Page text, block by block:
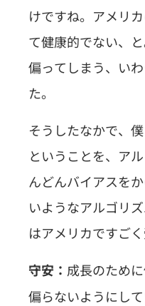
けですね。アメリ
て健康的でない、
偏ってしまう、い
た。
そうしたなかで、
ということを、ア
んどんバイアスを
いようなアルゴリ
はアメリカですご
守安： 成長のため
偏らないようにし